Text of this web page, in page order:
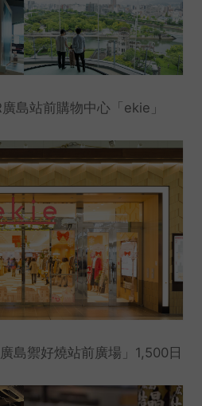
島站前購物中心「ekie」
島禦好燒站前廣場」1,500日